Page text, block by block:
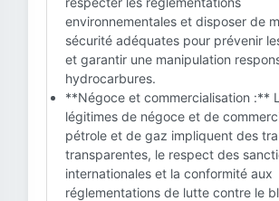
environnementales et disposer de
sécurité adéquates pour prévenir
et garantir une manipulation
hydrocarbures.
**Négoce et commercialisation :**
légitimes de négoce et de
pétrole et de gaz impliquent des
transparentes, le respect des
internationales et la conformité aux
réglementations de lutte contre le